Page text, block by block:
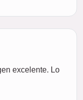
excelente. Lo